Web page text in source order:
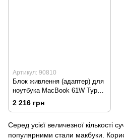
Артикул: 90810
Блок живлення (адаптер) для
ноутбука MacBook 61W Type-
C
2 216 грн
Серед усієї величезної кількості
популярними стали макбуки.